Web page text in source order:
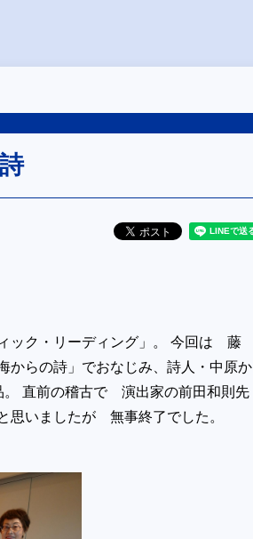
ック・リーディング」。 今回は 藤
らの詩」でおなじみ、詩人・中原か
。 直前の稽古で 演出家の前田和則先
思いましたが 無事終了でした。